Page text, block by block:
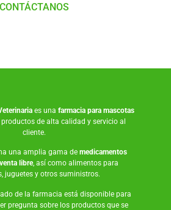
CONTÁCTANOS
es una farmacia para mascotas
de alta calidad y servicio al
cliente.
una amplia gama de medicamentos
libre, así como alimentos para
, juguetesy otros suministros.
de la farmacia está disponible para
pregunta sobre los productos que se